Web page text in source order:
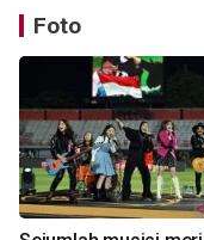
Foto